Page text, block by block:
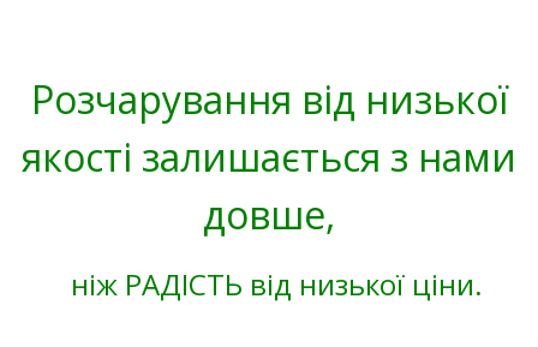
Розчарування від низької
якості залишається з нами
довше,
ніж РАДІСТЬ від низької ціни.